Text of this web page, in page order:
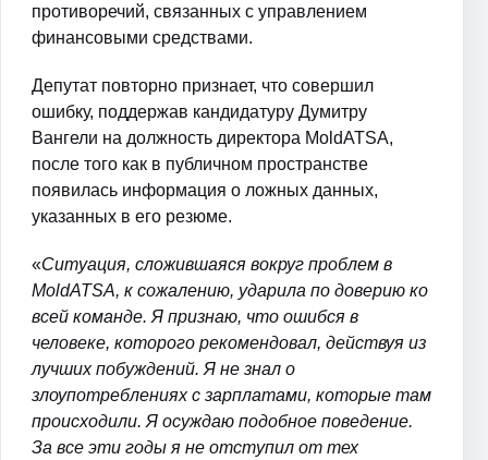
противоречий, связанных с управлением
финансовыми средствами.
Депутат повторно признает, что совершил
ошибку, поддержав кандидатуру Думитру
Вангели на должность директора MoldATSA,
после того как в публичном пространстве
появилась информация о ложных данных,
указанных в его резюме.
«Ситуация, сложившаяся вокруг проблем в
MoldATSA, к сожалению, ударила по доверию ко
всей команде. Я признаю, что ошибся в
человеке, которого рекомендовал, действуя из
лучших побуждений. Я не знал о
злоупотреблениях с зарплатами, которые там
происходили. Я осуждаю подобное поведение.
За все эти годы я не отступил от тех